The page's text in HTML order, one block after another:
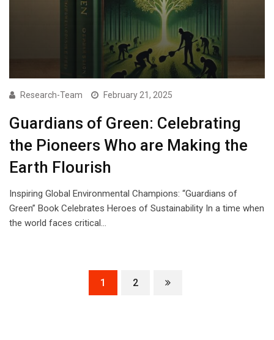
Research-Team February 21, 2025
Guardians of Green: Celebrating
the Pioneers Who are Making the
Earth Flourish
Inspiring Global Environmental Champions: “Guardians of
Green” Book Celebrates Heroes of Sustainability In a time when
the world faces critical…
1 2